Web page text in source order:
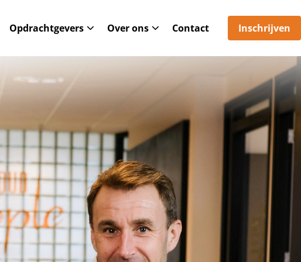
Opdrachtgevers Over ons Contact Inschrijven